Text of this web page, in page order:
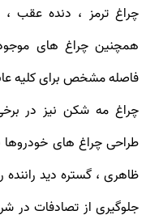
چراغ ترمز ، دنده عقب ،
همچنین چراغ های
فاصله مشخص برای کلیه
چراغ مه شکن نیز در
طراحی چراغ های خودروها
ظاهری ، گستره دید راننده
جلوگیری از تصادفات در